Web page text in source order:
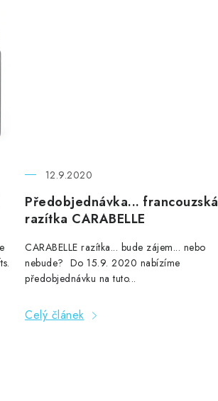
Předobjednávka... francouzská
razítka CARABELLE
12.9.2020
CARABELLE razítka... bude zájem... nebo
nebude? Do 15.9. 2020 nabízíme
předobjednávku na tuto...
Celý článek